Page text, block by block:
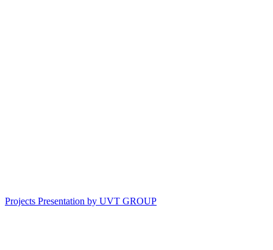
Projects Presentation by UVT GROUP